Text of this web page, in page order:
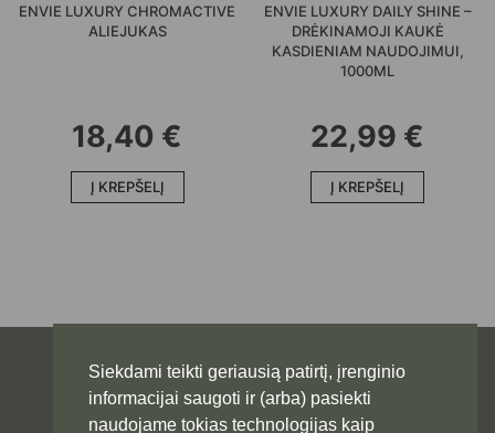
Siekdami teikti geriausią patirtį, įrenginio
informacijai saugoti ir (arba) pasiekti
naudojame tokias technologijas kaip
ENVIE LUXURY CHROMACTIVE
ALIEJUKAS
18,40 €
Į KREPŠELĮ
ENVIE LUXURY DAILY SHINE –
DRĖKINAMOJI KAUKĖ
KASDIENIAM NAUDOJIMUI,
1000ML
22,99 €
Į KREPŠELĮ